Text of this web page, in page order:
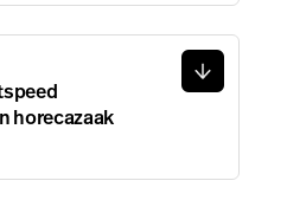
horecazaak